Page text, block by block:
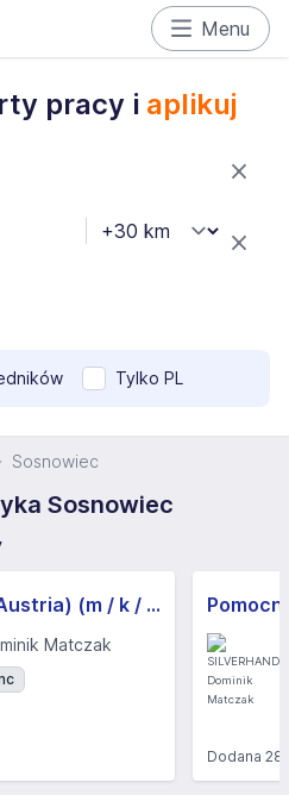
Menu
pracy i aplikuj
Tylko PL
Sosnowiec
Sosnowiec
Pomocnik budowlany (Austria) (m / k / n)
Matczak
Dodana28